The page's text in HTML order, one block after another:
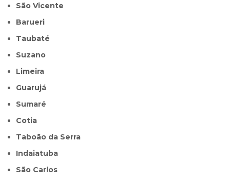
São Vicente
Barueri
Taubaté
Suzano
Limeira
Guarujá
Sumaré
Cotia
Taboão da Serra
Indaiatuba
São Carlos